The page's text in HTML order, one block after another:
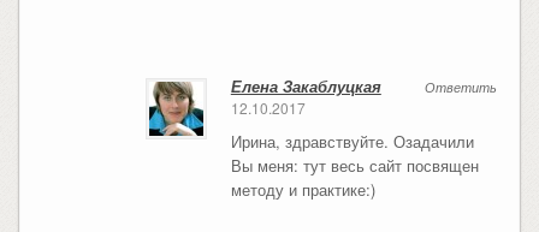
Ответить
Елена Закаблуцкая
12.10.2017
Ирина, здравствуйте. Озадачили
Вы меня: тут весь сайт посвящен
методу и практике:)